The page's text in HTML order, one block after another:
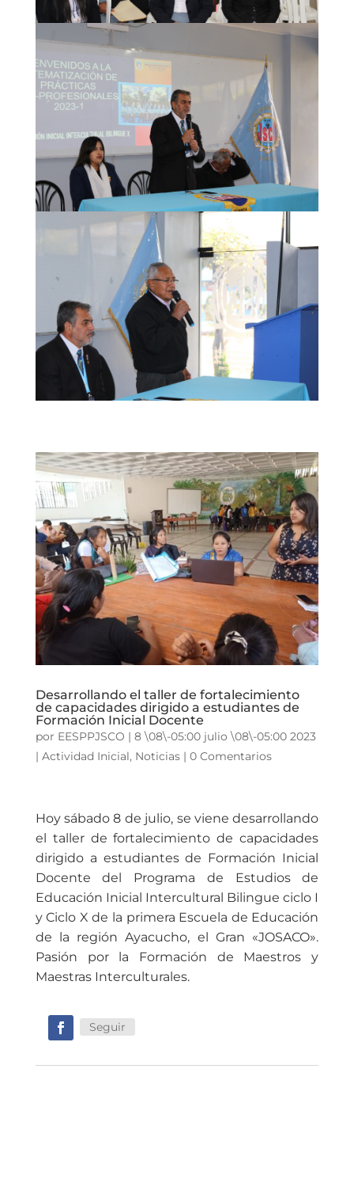
Desarrollando el taller de fortalecimiento
de capacidades dirigido a estudiantes de
Formación Inicial Docente
por EESPPJSCO | 8 \08\-05:00 julio \08\-05:00 2023
| Actividad Inicial, Noticias| 0 Comentarios
Hoy sábado 8 de julio, se viene desarrollando
el taller de fortalecimiento de capacidades
dirigido a estudiantes de Formación Inicial
Docente del Programa de Estudios de
Educación Inicial Intercultural Bilingue ciclo I
y Ciclo X de la primera Escuela de Educación
de la región Ayacucho, el Gran «JOSACO».
Pasión por la Formación de Maestros y
Maestras Interculturales.
Seguir